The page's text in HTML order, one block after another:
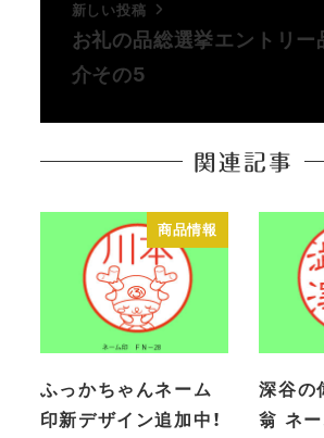
新しい投稿
お礼の品総選挙エントリ
介その5
関連記事
商品情報
ふっかちゃんネーム
印新デザイン追加中！
深谷の
翁 ネ